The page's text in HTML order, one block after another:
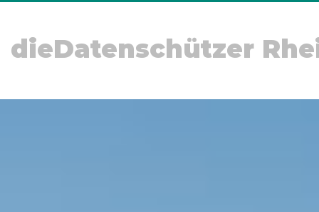
dieDatenschützer